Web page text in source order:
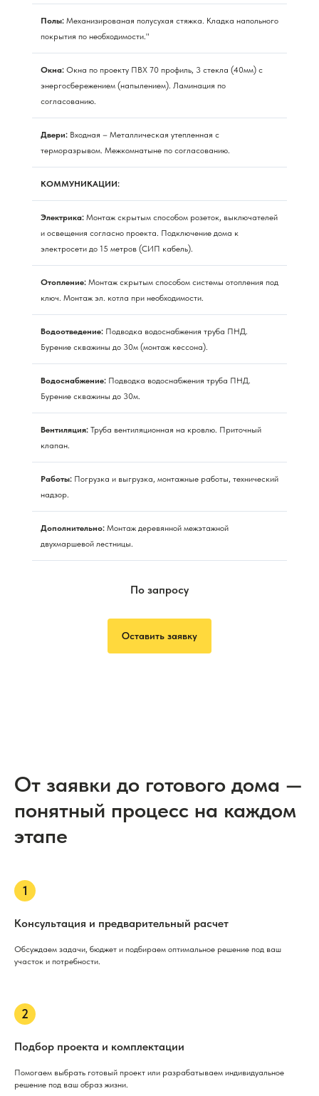
Полы: Механизированая полусухая стяжка. Кладка напольного
покрытия по необходимости."
Окна: Окна по проекту ПВХ 70 профиль, 3 стекла (40мм) с
энергосбережением (напылением). Ламинация по
согласованию.
Двери: Входная – Металлическая утепленная с
терморазрывом. Межкомнатыне по согласованию.
КОММУНИКАЦИИ:
Электрика: Монтаж скрытым способом розеток, выключателей
и освещения согласно проекта. Подключение дома к
электросети до 15 метров (СИП кабель).
Отопление: Монтаж скрытым способом системы отопления под
ключ. Монтаж эл. котла при необходимости.
Водоотведение: Подводка водоснабжения труба ПНД.
Бурение скважины до 30м (монтаж кессона).
Водоснабжение: Подводка водоснабжения труба ПНД.
Бурение скважины до 30м.
Вентиляция: Труба вентиляционная на кровлю. Приточный
клапан.
Работы: Погрузка и выгрузка, монтажные работы, технический
надзор.
Дополнительно: Монтаж деревянной межэтажной
двухмаршевой лестницы.
По запросу
Оставить заявку
От заявки до готового дома —
понятный процесс на каждом
этапе
Консультация и предварительный расчет
Обсуждаем задачи, бюджет и подбираем оптимальное решение под ваш
участок и потребности.
Подбор проекта и комплектации
Помогаем выбрать готовый проект или разрабатываем индивидуальное
решение под ваш образ жизни.